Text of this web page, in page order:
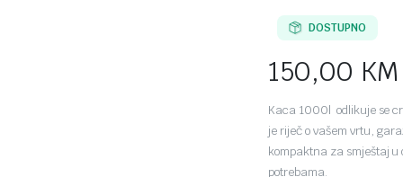
DOSTUPNO
150,00 KM
Kaca 1000l odlikuje se
je riječ o vašem vrtu,
kompaktna za smještaj u
potrebama.